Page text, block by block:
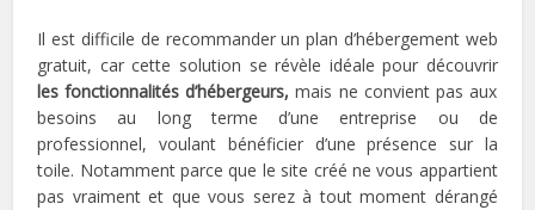
Il est difficile de recommander un plan d’hébergement web
gratuit, car cette solution se révèle idéale pour découvrir
les fonctionnalités d’hébergeurs,mais ne convient pas aux
besoins au long terme d’une entreprise ou de
professionnel, voulant bénéficier d’une présence sur la
toile. Notamment parce que le site créé ne vous appartient
pas vraiment et que vous serez à tout moment dérangé